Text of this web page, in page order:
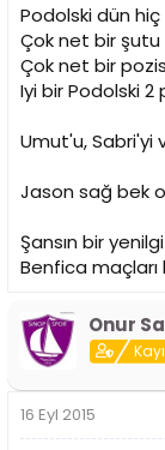
Podolski dün hiç
Çok net bir şutu
Çok net bir
Iyi bir Podolski
Umut'u, Sabri'yi
Jason sağ bek
Şansın bir
Benfica maçları
Onur
16 Eyl 2015